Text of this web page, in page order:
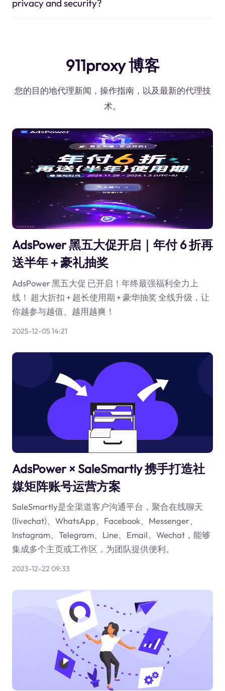
privacy and security?
911proxy 博客
您的目的地代理新闻，操作指南，以及最新的代理技
术。
AdsPower 黑五大促开启｜年付 6 折再
送半年＋豪礼抽奖
AdsPower 黑五大促 已开启！年终最强福利全力上
线！ 超大折扣 + 超长使用期 + 豪华抽奖 全线升级，让
你越参与越值、越用越爽！
2025-12-05 14:21
AdsPower × SaleSmartly 携手打造社
媒矩阵账号运营方案
SaleSmartly是全渠道客户沟通平台，聚合在线聊天
(livechat)、WhatsApp、Facebook、Messenger、
Instagram、Telegram、Line、Email、Wechat，能够
集成多个主页或工作区，为团队提供便利。
2023-12-22 09:33